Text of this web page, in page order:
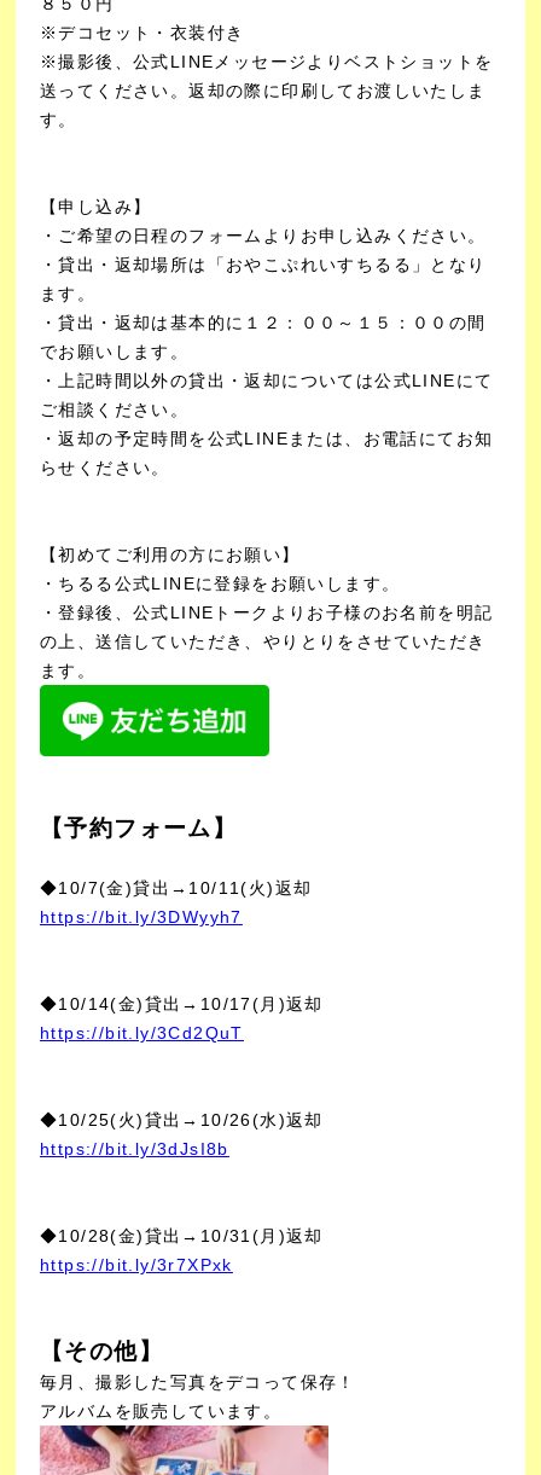
※デコセット・衣装付き
※撮影後、公式LINEメッセージよりベストショットを
送ってください。返却の際に印刷してお渡しいたしま
す。
【申し込み】
・ご希望の日程のフォームよりお申し込みください。
・貸出・返却場所は「おやこぷれいすちるる」となり
ます。
・貸出・返却は基本的に１２：００～１５：００の間
でお願いします。
・上記時間以外の貸出・返却については公式LINEにて
ご相談ください。
・返却の予定時間を公式LINEまたは、お電話にてお知
らせください。
【初めてご利用の方にお願い】
・ちるる公式LINEに登録をお願いします。
・登録後、公式LINEトークよりお子様のお名前を明記
の上、送信していただき、やりとりをさせていただき
ます。
【予約フォーム】
◆10/7(金)貸出→10/11(火)返却
https://bit.ly/3DWyyh7
◆10/14(金)貸出→10/17(月)返却
https://bit.ly/3Cd2QuT
◆10/25(火)貸出→10/26(水)返却
https://bit.ly/3dJsI8b
◆10/28(金)貸出→10/31(月)返却
https://bit.ly/3r7XPxk
【その他】
毎月、撮影した写真をデコって保存！
アルバムを販売しています。